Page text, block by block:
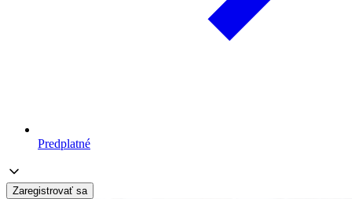
Predplatné
Zaregistrovať sa